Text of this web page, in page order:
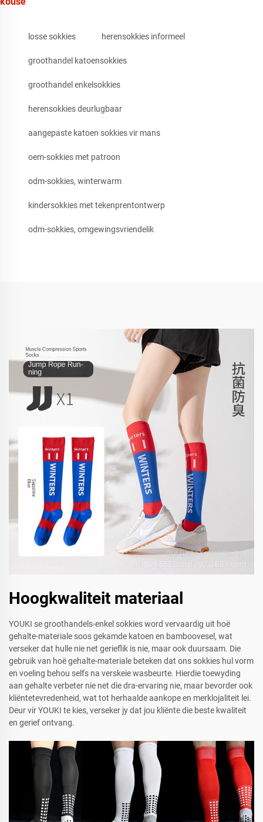
losse sokkies herensokkies informeel
groothandel katoensokkies
groothandel enkelsokkies
herensokkies deurlugbaar
aangepaste katoen sokkies vir mans
oem-sokkies met patroon
odm-sokkies, winterwarm
kindersokkies met tekenprentontwerp
odm-sokkies, omgewingsvriendelik
Hoogkwaliteit materiaal
YOUKI se groothandels-enkel sokkies word vervaardig uit hoë
gehalte-materiale soos gekamde katoen en bamboovesel, wat
verseker dat hulle nie net gerieflik is nie, maar ook duursaam. Die
gebruik van hoë gehalte-materiale beteken dat ons sokkies hul vorm
en voeling behou selfs na verskeie wasbeurte. Hierdie toewyding
aan gehalte verbeter nie net die dra-ervaring nie, maar bevorder ook
kliëntetevredenheid, wat tot herhaalde aankope en merklojaliteit lei.
Deur vir YOUKI te kies, verseker jy dat jou kliënte die beste kwaliteit
en gerief ontvang.